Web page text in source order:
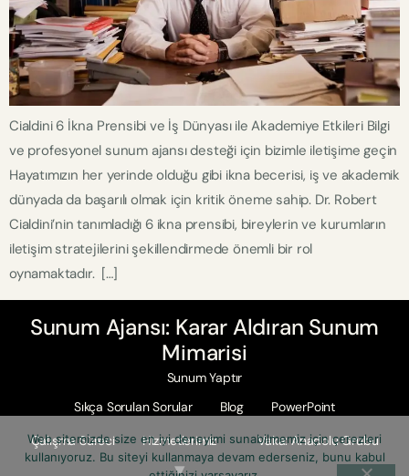
Cialdini 6 İkna Prensibi ve İş Dünyası ile Akademiye Etkileri Bilgi
ve profesyonel sunum ajansı desteği için bizimle iletişime geçin
Hayatımızın her yerinde olduğu gibi ikna becerisi, iş ve akademik
dünyada da başarılı olmak için kritik öneme sahip. Dr. Robert
Cialdini’nin tanımladığı 6 ikna prensibi, bireylerin ve kurumların
iletişim stratejilerini şekillendirmede önemli bir rol
oynamaktadır. […]
Sunum Ajansı: Karar Aldıran Sunum
Mimarisi
Sunum Yaptır
Sıkça Sorulan Sorular
Blog PowerPoint
Çalışma Süreci Hizmetlerimiz Vaka: Anadolu Grubu
Web sitemizde size en iyi deneyimi sunabilmemiz için çerezleri
kullanıyoruz. Bu siteyi kullanmaya devam ederseniz, bunu kabul